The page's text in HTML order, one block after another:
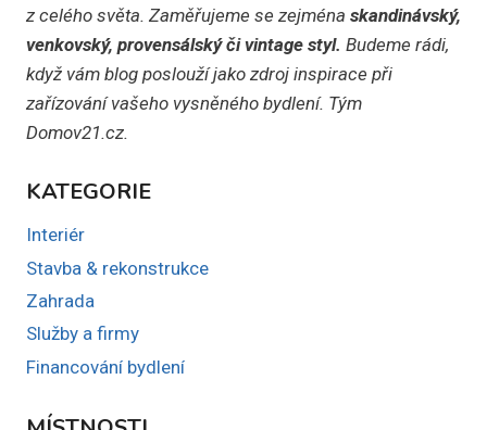
z celého světa. Zaměřujeme se zejména skandinávský,
venkovský, provensálský či vintage styl. Budeme rádi,
když vám blog poslouží jako zdroj inspirace při
zařízování vašeho vysněného bydlení. Tým
Domov21.cz.
KATEGORIE
Interiér
Stavba & rekonstrukce
Zahrada
Služby a firmy
Financování bydlení